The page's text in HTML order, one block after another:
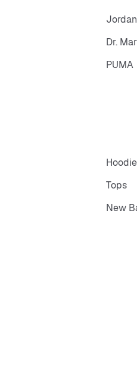
Jordan
Dr.
PUMA
Tops
New